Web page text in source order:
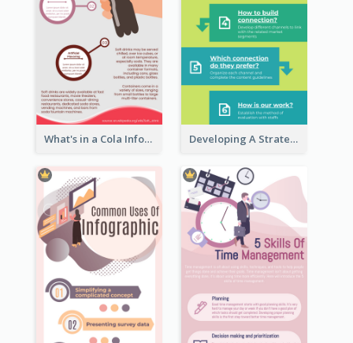
What's in a Cola Infographic Developing A Strategic Marketing Plan Infographic